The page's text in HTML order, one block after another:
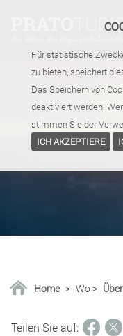
Für statistische
zu bieten, speichert
Das Speichern von
deaktiviert werden.
stimmen Sie der
ICH AKZEPTIERE
Home > Wo >
Teilen Sie auf: